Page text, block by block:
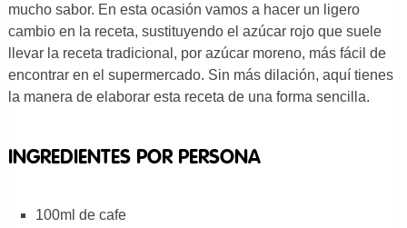
mucho sabor. En esta ocasión vamos a hacer un ligero
cambio en la receta, sustituyendo el azúcar rojo que suele
llevar la receta tradicional, por azúcar moreno, más fácil de
encontrar en el supermercado. Sin más dilación, aquí tienes
la manera de elaborar esta receta de una forma sencilla.
INGREDIENTES POR PERSONA
100ml de cafe